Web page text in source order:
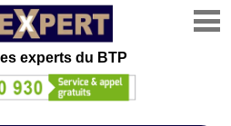
experts du BTP